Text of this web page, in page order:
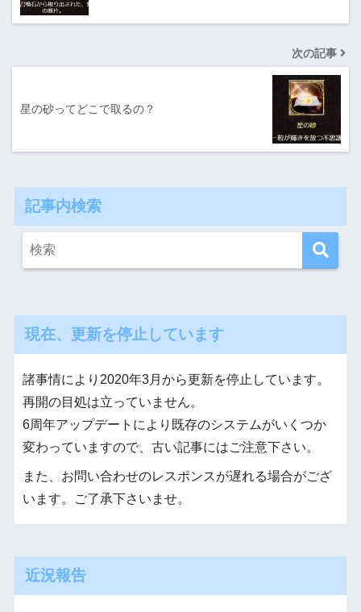
次の記事
星の砂ってどこで取るの？
記事内検索
現在、更新を停止しています
諸事情により2020年3月から更新を停止しています。
再開の目処は立っていません。
6周年アップデートにより既存のシステムがいくつか
変わっていますので、古い記事にはご注意下さい。
また、お問い合わせのレスポンスが遅れる場合がござ
います。ご了承下さいませ。
近況報告